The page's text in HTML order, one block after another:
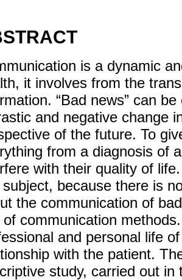
is a dynamic
it involves from the
“Bad news” can
and negative change
of the future. To
from a diagnosis of
with their quality of
because there is
the communication of
of communication
and personal life
with the patient.
study, carried out